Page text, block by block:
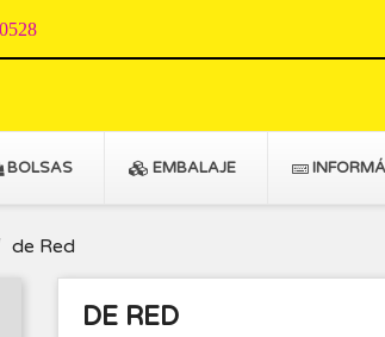
BOLSAS EMBALAJE
de Red
DE RED